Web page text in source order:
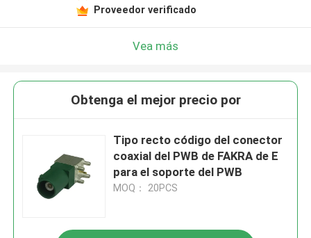
Proveedor verificado
Vea más
Obtenga el mejor precio por
Tipo recto código del conector
coaxial del PWB de FAKRA de E
para el soporte del PWB
MOQ： 20PCS